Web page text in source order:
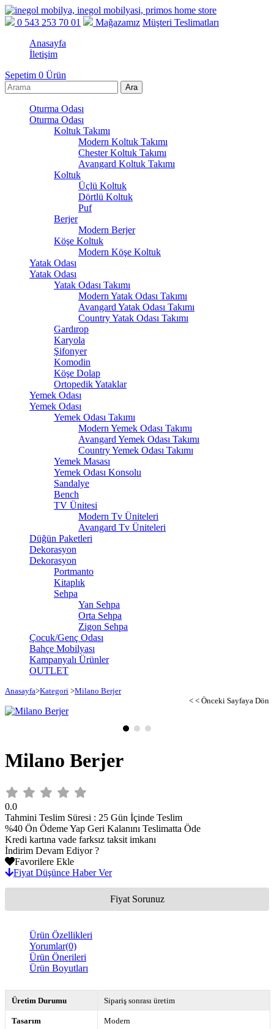
0 543 253 70 01 Mağazamız Müşteri Teslimatları
Anasayfa
İletişim
Sepetim 0 Ürün
Oturma Odası
Oturma Odası
Koltuk Takımı
Modern Koltuk Takımı
Chester Koltuk Takımı
Avangard Koltuk Takımı
Koltuk
Üçlü Koltuk
Dörtlü Koltuk
Puf
Berjer
Modern Berjer
Köşe Koltuk
Modern Köşe Koltuk
Yatak Odası
Yatak Odası
Yatak Odası Takımı
Modern Yatak Odası Takımı
Avangard Yatak Odası Takımı
Country Yatak Odası Takımı
Gardırop
Karyola
Şifonyer
Komodin
Köşe Dolap
Ortopedik Yataklar
Yemek Odası
Yemek Odası
Yemek Odası Takımı
Modern Yemek Odası Takımı
Avangard Yemek Odası Takımı
Country Yemek Odası Takımı
Yemek Masası
Yemek Odası Konsolu
Sandalye
Bench
TV Ünitesi
Modern Tv Üniteleri
Avangard Tv Üniteleri
Düğün Paketleri
Dekorasyon
Dekorasyon
Portmanto
Kitaplık
Sehpa
Yan Sehpa
Orta Sehpa
Zigon Sehpa
Çocuk/Genç Odası
Bahçe Mobilyası
Kampanyalı Ürünler
OUTLET
Anasayfa>Kategori >Milano Berjer
< < Önceki Sayfaya Dön
Milano Berjer
0.0
Tahmini Teslim Süresi : 25 Gün İçinde Teslim
%40 Ön Ödeme Yap Geri Kalanını Teslimatta Öde
Kredi kartına vade farksız taksit imkanı
İndirim Devam Ediyor ?
Favorilere Ekle
Fiyat Düşünce Haber Ver
Fiyat Sorunuz
Ürün Özellikleri
Yorumlar(0)
Ürün Önerileri
Ürün Boyutları
Üretim Durumu Sipariş sonrası üretim
Tasarım Modern